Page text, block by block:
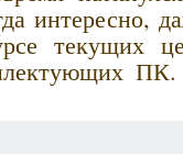
интересно,
текущих